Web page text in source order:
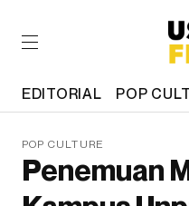
EDITORIAL POP
POP CULTURE
Penemuan